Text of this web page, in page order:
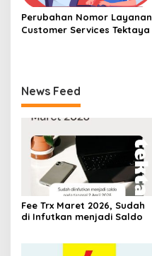
Perubahan Nomor Layanan
Customer Services Tektaya
News Feed
Fee Trx Maret 2026, Sudah
di Infutkan menjadi Saldo